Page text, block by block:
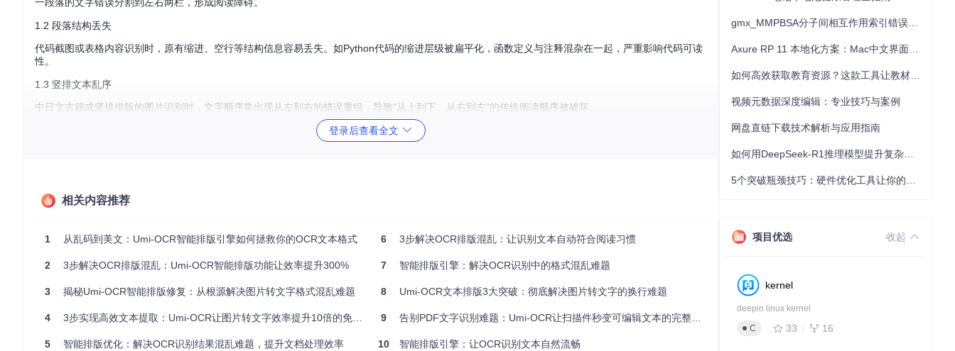
1.2 段落结构丢失
代码截图或表格内容识别时，原有缩进、空行等结构信息容易丢失。如Python代码的缩进层级被扁平化，函数定义与注释混杂在一起，严重影响代码可读
性。
1.3 竖排文本乱序
中日文古籍或竖排排版的图片识别时，文字顺序常出现从左到右的错误重组，导致"从上到下、从右到左"的传统阅读顺序被破坏。
软件首先对图片进行文本区域检测，通过字符坐标聚类识别分栏结构，区分主文本区与干扰元素。这一步会生成文本块的空间分布热力图，为后续排版优
2.2 语义逻辑重组
基于中文语法特征（如标点符号位置、词语边界），引擎对识别文本进行句法语义分析。特别针对中文标点后需换行的特性，设置智能断句规则，避免句
高于字符顺序"的处理策略，确保排版还原度。
登录后查看全文
相关内容推荐
1 从乱码到美文：Umi-OCR智能排版引擎如何拯救你的OCR文本格式
2 3步解决OCR排版混乱：Umi-OCR智能排版功能让效率提升300%
3 揭秘Umi-OCR智能排版修复：从根源解决图片转文字格式混乱难题
4 3步实现高效文本提取：Umi-OCR让图片转文字效率提升10倍的免费工具
5 智能排版优化：解决OCR识别结果混乱难题，提升文档处理效率
6 3步解决OCR排版混乱：让识别文本自动符合阅读习惯
7 智能排版引擎：解决OCR识别中的格式混乱难题
8 Umi-OCR文本排版3大突破：彻底解决图片转文字的换行难题
9 告别PDF文字识别难题：Umi-OCR让扫描件秒变可编辑文本的完整方案
10 智能排版引擎：让OCR识别文本自然流畅
视频元数据深度编辑：专业技巧与案例
网盘直链下载技术解析与应用指南
项目优选 收起
kernel
deepin linux kernel
C
33 16